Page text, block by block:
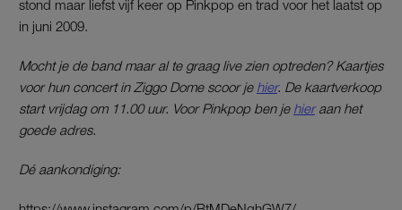
stond maar liefst vijf keer op Pinkpop en trad voor het laatst op
in juni 2009.
Mocht je de band maar al te graag live zien optreden? Kaartjes
voor hun concert in Ziggo Dome scoor je hier. De kaartverkoop
start vrijdag om 11.00 uur. Voor Pinkpop ben je hieraan het
goede adres.
Dé aankondiging: